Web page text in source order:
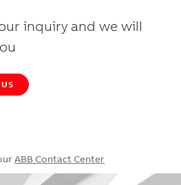
inquiry and we will
ABB Contact Center